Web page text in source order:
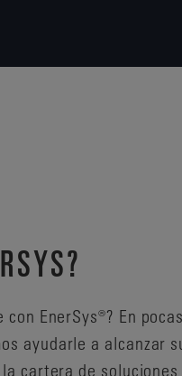
EnerSys®? En pocas
ayudarle a alcanzar
cartera de soluciones